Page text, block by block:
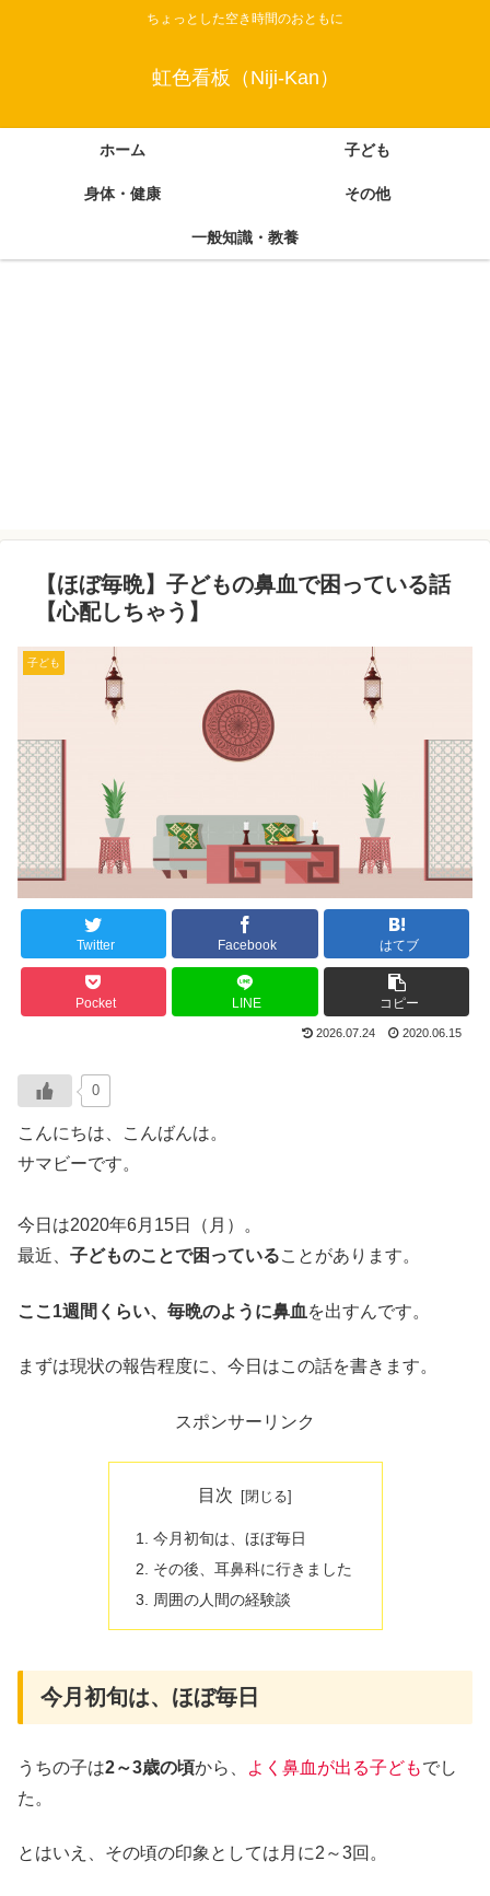
ちょっとした空き時間のおともに
虹色看板（Niji-Kan）
ホーム 子ども
身体・健康 その他
一般知識・教養
【ほぼ毎晩】子どもの鼻血で困っている話
【心配しちゃう】
子ども
Twitter Facebook はてブ
Pocket LINE コピー
2026.07.24 2020.06.15
0
こんにちは、こんばんは。
サマビーです。
今日は2020年6月15日（月）。
最近、 子どものことで困っていることがあります。
ここ1週間くらい、毎晩のように鼻血 を出すんです。
まずは現状の報告程度に、今日はこの話を書きます。
スポンサーリンク
目次
今月初旬は、ほぼ毎日
その後、耳鼻科に行きました
周囲の人間の経験談
今月初旬は、ほぼ毎日
うちの子は2～3歳の頃から、 よく鼻血が出る子どもでし
た。
とはいえ、その頃の印象としては月に2～3回。